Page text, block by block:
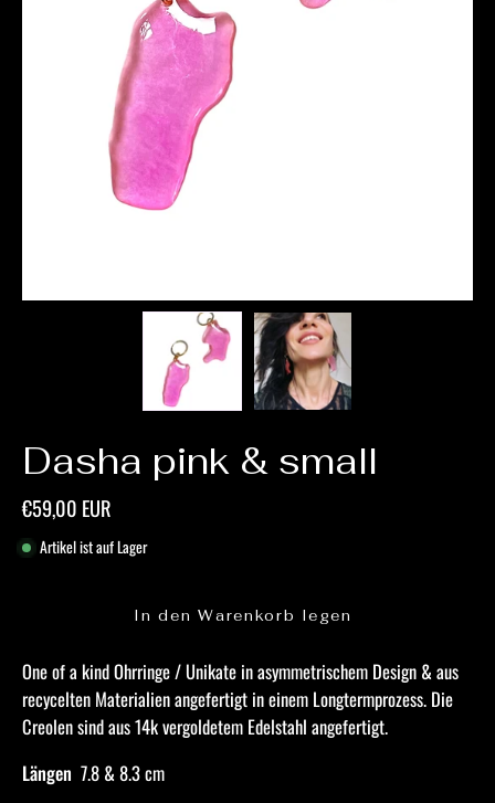
Dasha pink & small
€59,00 EUR
Artikel ist auf Lager
In den Warenkorb legen
One of a kind Ohrringe / Unikate in asymmetrischem Design & aus
recycelten Materialien angefertigt in einem Longtermprozess. Die
Creolen sind aus 14k vergoldetem Edelstahl angefertigt.
Längen 7.8 & 8.3 cm